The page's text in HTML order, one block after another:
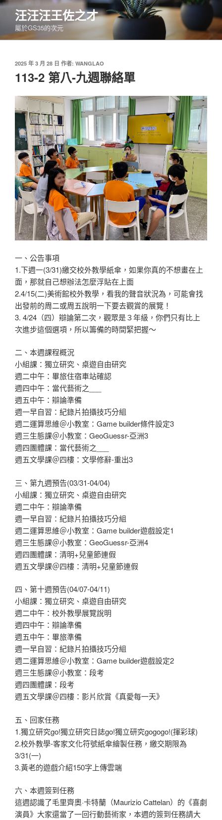
跳
要
汪汪汪王佐之才
屬於GS35的次元
發
於
2025 年 3 月 28 日 作者: WANGLAO
113-2 第八-九週聯絡單
一、公告事項
1.下週一(3/31)繳交校外教學紙傘，如果你真的不想畫在上
面，那就自己想辦法怎麼浮貼在上面
2.4/15(二)美術館校外教學，看我的聲音狀況為，可能會找
出發前的周二或周五說明一下要去觀賞的展覽！
3. 4/24（四）辯論第二次，觀眾是３年級，你們只有比上
次進步這個選項，所以籌備的時間緊把握～
二、本週課程概況
小組課：獨立研究、桌遊自由研究
週二中午：畢旅住宿車站確認
週四中午：當代藝術之___
週五中午：辯論準備
週一早自習：紀錄片拍攝技巧分組
週二運算思維＠小教室：Game builder條件設定3
週三生態課＠小教室：GeoGuessr-亞洲3
週四團體課：當代藝術之___
週五文學課＠四樓：文學修辭-重出3
三、第九週預告(03/31-04/04)
小組課：獨立研究、桌遊自由研究
週二中午：辯論準備
週一早自習：紀錄片拍攝技巧分組
週二運算思維＠小教室：Game builder遊戲設定1
週三生態課＠小教室：GeoGuessr-亞洲4
週四團體課：清明+兒童節連假
週五文學課＠四樓：清明+兒童節連假
四、第十週預告(04/07-04/11)
小組課：獨立研究、桌遊自由研究
週二中午：校外教學展覽說明
週四中午：辯論準備
週五中午：畢旅準備
週一早自習：紀錄片拍攝技巧分組
週二運算思維＠小教室：Game builder遊戲設定2
週三生態課＠小教室：段考
週四團體課：段考
週五文學課＠四樓：影片欣賞《真愛每一天》
五、回家任務
1.獨立研究go!獨立研究日誌go!獨立研究gogogo!(揮彩球)
2.校外教學-客家文化符號紙傘繪製任務，繳交期限為
3/31(一)
3.黃老的遊戲介紹150字上傳雲端
六、本週簽到任務
這週認識了毛里齊奧·卡特蘭（Maurizio Cattelan）的《喜劇
演員》大家還當了一回行動藝術家，本週的簽到任務請大